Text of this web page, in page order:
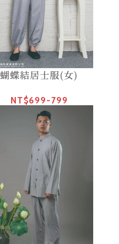
蝴蝶結居士服(女)
NT$699-799